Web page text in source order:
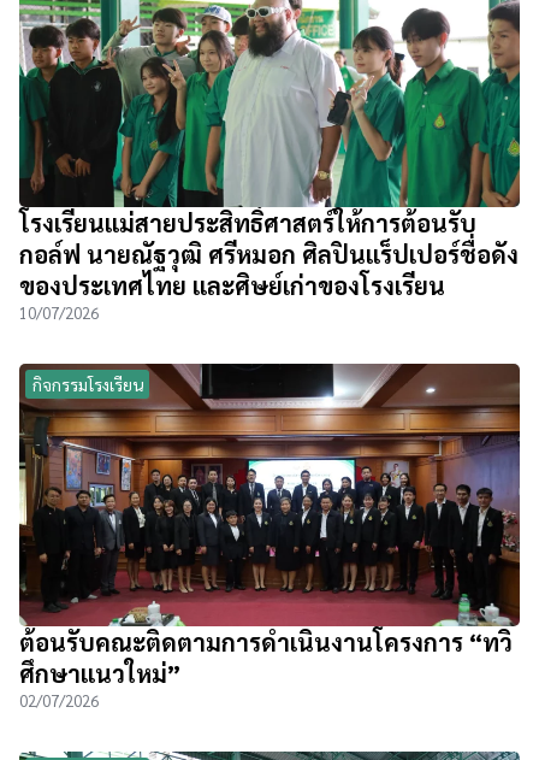
โรงเรียนแม่สายประสิทธิ์ศาสตร์ให้การต้อนรับ
กอล์ฟ นายณัฐวุฒิ ศรีหมอก ศิลปินแร็ปเปอร์ชื่อดัง
ของประเทศไทย และศิษย์เก่าของโรงเรียน
10/07/2026
กิจกรรมโรงเรียน
ต้อนรับคณะติดตามการดำเนินงานโครงการ “ทวิ
ศึกษาแนวใหม่”
02/07/2026